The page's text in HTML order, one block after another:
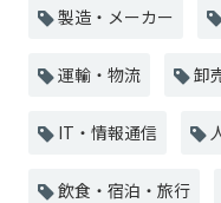
製造・メーカー
運輸・物流 卸
IT・情報通信
飲食・宿泊・旅行